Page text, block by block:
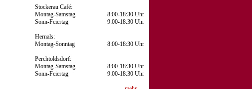
Stockerau Café:
Montag-Samstag
Sonn-Feiertag
8:00-18:30 Uhr
9:00-18:30 Uhr
Hernals:
Montag-Sonntag
8:00-18:30 Uhr
Perchtoldsdorf:
Montag-Samstag
Sonn-Feiertag
8:00-18:30 Uhr
9:00-18:30 Uhr